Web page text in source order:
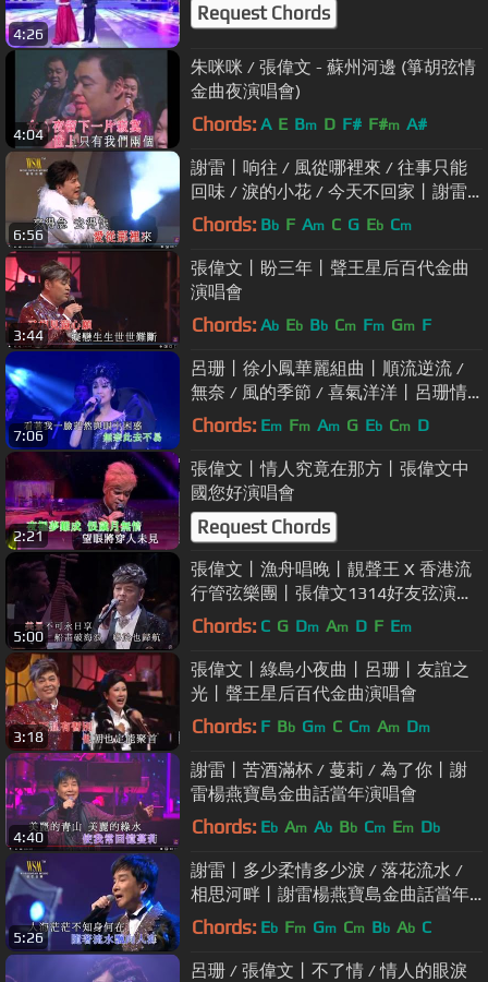
4:26
Request Chords
4:04
朱咪咪 / 張偉文 - 蘇州河邊 (箏胡弦情
金曲夜演唱會)
Chords: A E Bm D F# F#m A#
6:56
謝雷丨响往 / 風從哪裡來 / 往事只能
回味 / 淚的小花 / 今天不回家丨謝雷
情繫東方之珠演唱會
Chords: Bb F Am C G Eb Cm
3:44
張偉文丨盼三年丨聲王星后百代金曲
演唱會
Chords: Ab Eb Bb Cm Fm Gm F
7:06
呂珊丨徐小鳳華麗組曲丨順流逆流 /
無奈 / 風的季節 / 喜氣洋洋丨呂珊情
兩牽演唱會
Chords: Em Fm Am G Eb Cm D
2:21
張偉文丨情人究竟在那方丨張偉文中
國您好演唱會
Request Chords
5:00
張偉文丨漁舟唱晚丨靚聲王 X 香港流
行管弦樂團丨張偉文1314好友弦演唱
會
Chords: C G Dm Am D F Em
3:18
張偉文丨綠島小夜曲丨呂珊丨友誼之
光丨聲王星后百代金曲演唱會
Chords: F Bb Gm C Cm Am Dm
4:40
謝雷丨苦酒滿杯 / 蔓莉 / 為了你丨謝
雷楊燕寶島金曲話當年演唱會
Chords: Eb Am Ab Bb Cm Em Db
5:26
謝雷丨多少柔情多少淚 / 落花流水 /
相思河畔丨謝雷楊燕寶島金曲話當年
演唱會
Chords: Eb Fm Gm Cm Bb Ab C
呂珊 / 張偉文丨不了情 / 情人的眼淚